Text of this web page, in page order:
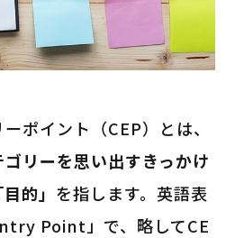
ポイント（CEP）とは、
リーを思い出すきっかけ
的」 を指します。英語表
Point」で、略してCE